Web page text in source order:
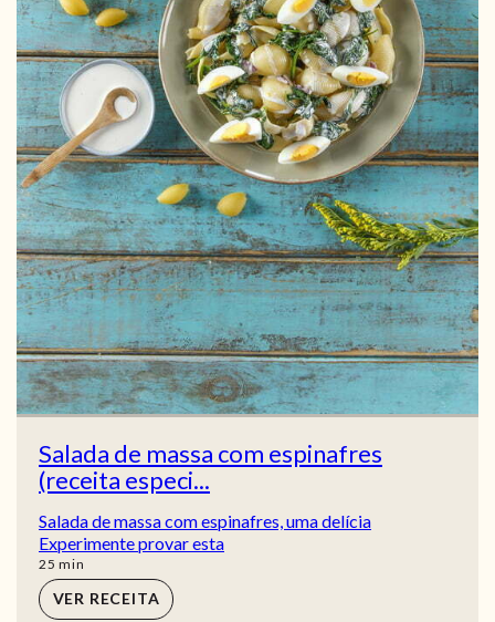
Salada de massa com espinafres
(receita especi...
Salada de massa com espinafres, uma delícia
Experimente provar esta
25 min
min
VER RECEITA